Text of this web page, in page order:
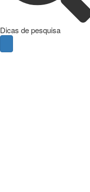
Dicas de pesquisa